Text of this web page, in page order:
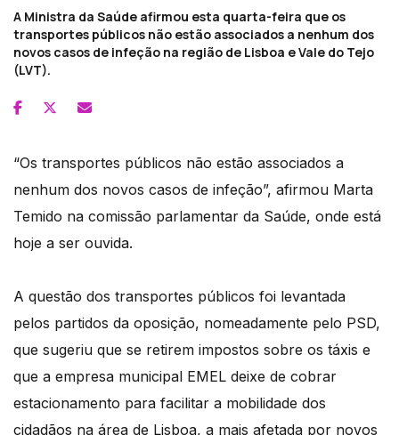
A Ministra da Saúde afirmou esta quarta-feira que os
transportes públicos não estão associados a nenhum dos
novos casos de infeção na região de Lisboa e Vale do Tejo
(LVT).
“Os transportes públicos não estão associados a
nenhum dos novos casos de infeção”, afirmou Marta
Temido na comissão parlamentar da Saúde, onde está
hoje a ser ouvida.
A questão dos transportes públicos foi levantada
pelos partidos da oposição, nomeadamente pelo PSD,
que sugeriu que se retirem impostos sobre os táxis e
que a empresa municipal EMEL deixe de cobrar
estacionamento para facilitar a mobilidade dos
cidadãos na área de Lisboa, a mais afetada por novos